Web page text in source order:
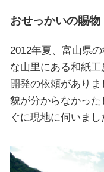
おせっかいの賜物
2012年夏、富山県
な山里にある和紙
開発の依頼があり
貌が分からなかっ
ぐに現地に伺いまし